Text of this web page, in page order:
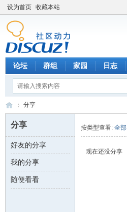
设为首页 收藏本站
论坛 群组 家园 日志
数 ›
分享
分享
好友的分享
我的分享
随便看看
按类型查看: 全部
现在还没分享